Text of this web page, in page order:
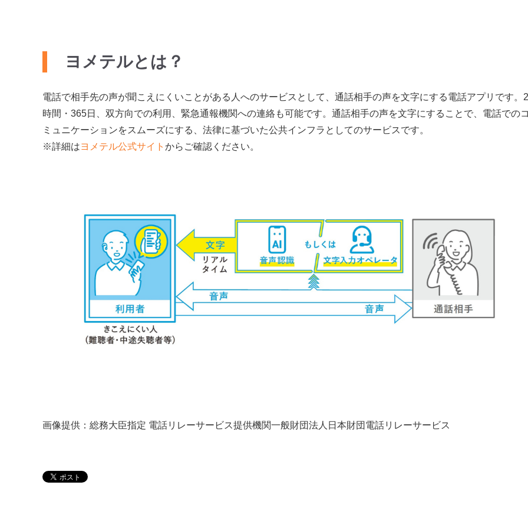
ヨメテルとは？
電話で相手先の声が聞こえにくいことがある人へのサービスとして、通話相手の声を文字にする電話アプリです。
時間・365日、双方向での利用、緊急通報機関への連絡も可能です。通話相手の声を文字にすることで、電話での
ミュニケーションをスムーズにする、法律に基づいた公共インフラとしてのサービスです。
※詳細はヨメテル公式サイト からご確認ください。
画像提供：総務大臣指定 電話リレーサービス提供機関一般財団法人日本財団電話リレーサービス